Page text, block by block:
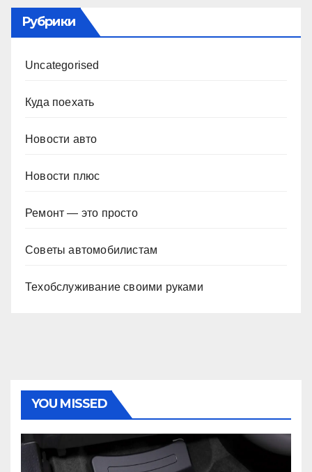
Рубрики
Uncategorised
Куда поехать
Новости авто
Новости плюс
Ремонт — это просто
Советы автомобилистам
Техобслуживание своими руками
YOU MISSED